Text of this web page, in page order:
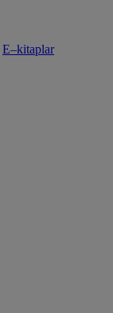
E–kitaplar